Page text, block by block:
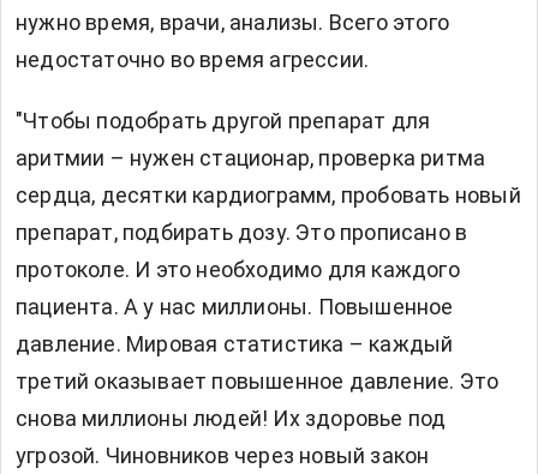
нужно время, врачи, анализы. Всего этого
недостаточно во время агрессии.
"Чтобы подобрать другой препарат для
аритмии – нужен стационар, проверка ритма
сердца, десятки кардиограмм, пробовать новый
препарат, подбирать дозу. Это прописано в
протоколе. И это необходимо для каждого
пациента. А у нас миллионы. Повышенное
давление. Мировая статистика – каждый
третий оказывает повышенное давление. Это
снова миллионы людей! Их здоровье под
угрозой. Чиновников через новый закон